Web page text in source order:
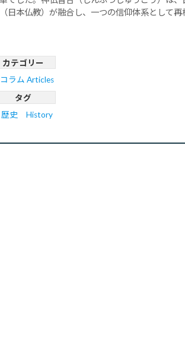
日本仏教）が融合し、一つの信仰体系として
（しんぶつこんこう）ともいいます。現在でも
カテゴリー
コラム Articles
タグ
歴史　History